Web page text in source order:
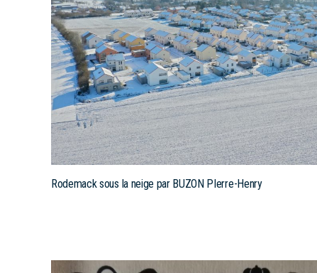
Rodemack sous la neige par BUZON PIerre-Henry